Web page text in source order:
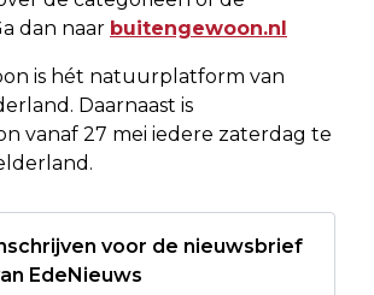
dan naar buitengewoon.nl
is hét natuurplatform van
Daarnaast is
vanaf 27 mei iedere zaterdag te
voor de nieuwsbrief
EdeNieuws